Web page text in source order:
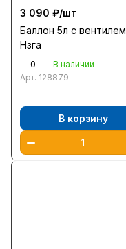
3 090 ₽/шт
Баллон 5л с вентилем
Нзга
0
В наличии
Арт. 128879
В корзину